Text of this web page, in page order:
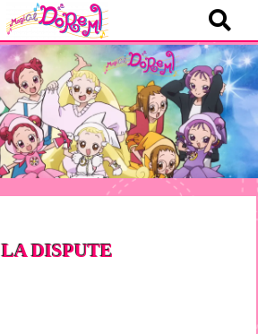
LA DISPUTE